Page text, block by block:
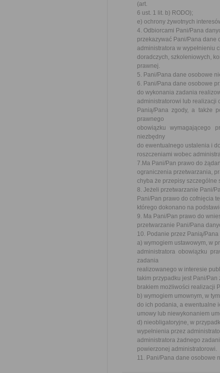
(art.
6 ust. 1 lit. b) RODO);
e) ochrony żywotnych
4. Odbiorcami Pani/Pana
przekazywać Pani/Pana dane
administratora w wypełnieniu
doradczych, szkoleniowych,
prawnej.
5. Pani/Pana dane osobowe
6. Pani/Pana dane osobowe
do wykonania zadania
administratorowi lub realizacji
Panią/Pana zgody, a także
prawnego
obowiązku wymagającego
niezbędny
do ewentualnego ustalenia i
roszczeniami wobec
7.Ma Pani/Pan prawo do
ograniczenia przetwarzania,
chyba że przepisy szczególne
8. Jeżeli przetwarzanie Pani/
Pani/Pan prawo do cofnięcia
którego dokonano na
9. Ma Pani/Pan prawo do
przetwarzanie Pani/Pana
10. Podanie przez Panią/
a) wymogiem ustawowym, w
administratora obowiązku
zadania
realizowanego w interesie
takim przypadku jest Pani/
brakiem możliwości realizacji
b) wymogiem umownym, w
do ich podania, a ewentualne
umowy lub niewykonaniem
d) nieobligatoryjne, w
wypełnienia przez
administratora żadnego
powierzonej administratorowi.
11. Pani/Pana dane osobowe